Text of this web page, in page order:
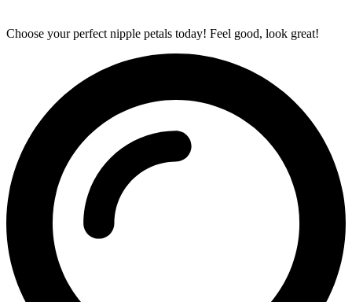
Choose your perfect nipple petals today! Feel good, look great!